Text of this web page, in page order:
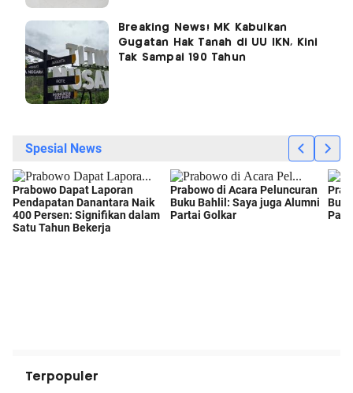
Breaking News! MK Kabulkan
Gugatan Hak Tanah di UU IKN, Kini
Tak Sampai 190 Tahun
Terpopuler